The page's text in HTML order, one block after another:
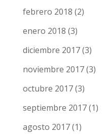
febrero 2018 (2)
enero 2018 (3)
diciembre 2017(3)
noviembre 2017(3)
octubre 2017(3)
septiembre 2017(1)
agosto 2017(1)